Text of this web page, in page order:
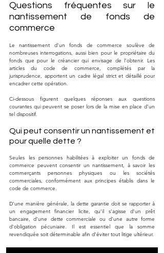
Questions fréquentes sur le
nantissement de fonds de
commerce
Le nantissement d’un fonds de commerce soulève de
nombreuses interrogations, aussi bien pour le propriétaire du
fonds que pour le créancier qui envisage de l’obtenir. Les
articles du code de commerce, complétés par la
jurisprudence, apportent un cadre légal strict et détaillé pour
encadrer cette opération.
Ci-dessous figurent quelques réponses aux questions
courantes qui peuvent se poser lors de la mise en place d’un
tel dispositif.
Qui peut consentir un nantissement et
pour quelle dette ?
Seules les personnes habilitées à exploiter un fonds de
commerce peuvent consentir un nantissement, à savoir les
commerçants personnes physiques ou les sociétés
commerciales, conformément aux principes établis dans le
code de commerce.
D’une manière générale, la dette garantie doit se rapporter à
un engagement financier licite, qu’il s’agisse d’un prêt
bancaire, d’une dette commerciale ou d’une autre forme
d’obligation pécuniaire. Il est essentiel que la somme
revendiquée soit déterminable afin d’éviter tout litige ultérieur.